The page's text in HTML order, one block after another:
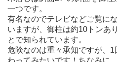
一つです。
有名なのでテレビなどご覧に
いますが、御柱は約10トンあ
とで知られています。
危険なのは重々承知ですが、
わってみたいです！ちなみに